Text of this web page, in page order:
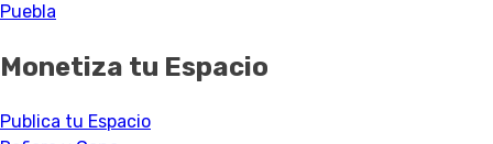
Puebla
Monetiza tu Espacio
Publica tu Espacio